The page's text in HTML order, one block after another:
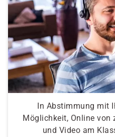
In Abstimmung mit
Möglichkeit, Online von
und Video am